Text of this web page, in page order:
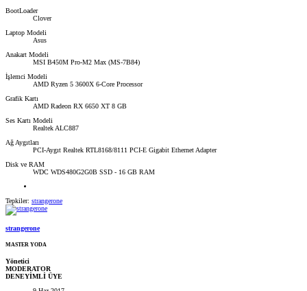
BootLoader
Clover
Laptop Modeli
Asus
Anakart Modeli
MSI B450M Pro-M2 Max (MS-7B84)
İşlemci Modeli
AMD Ryzen 5 3600X 6-Core Processor
Grafik Kartı
AMD Radeon RX 6650 XT 8 GB
Ses Kartı Modeli
Realtek ALC887
Ağ Aygıtları
PCI-Aygıt Realtek RTL8168/8111 PCI-E Gigabit Ethernet Adapter
Disk ve RAM
WDC WDS480G2G0B SSD - 16 GB RAM
Tepkiler: strangerone
strangerone
MASTER YODA
Yönetici
MODERATOR
DENEYİMLİ ÜYE